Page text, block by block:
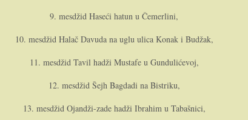
9. mesdžid Haseći hatun u Čemerlini,
10. mesdžid Halač Davuda na uglu ulica Konak i Budžak,
11. mesdžid Tavil hadži Mustafe u Gundulićevoj,
12. mesdžid Šejh Bagdadi na Bistriku,
13. mesdžid Ojandži-zade hadži Ibrahim u Tabašnici,